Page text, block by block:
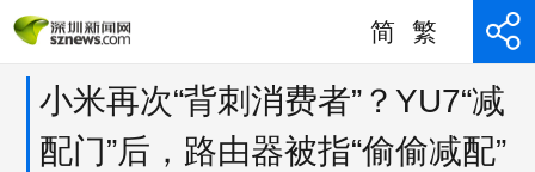
简 繁
小米再次“背刺消费者”？YU7“减
配门”后，路由器被指“偷偷减配”